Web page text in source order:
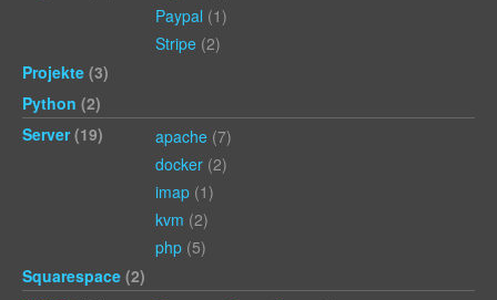
Paypal (1)
Stripe (2)
Projekte (3)
Python (2)
Server(19) apache (7)
docker (2)
imap (1)
kvm (2)
php (5)
Squarespace (2)